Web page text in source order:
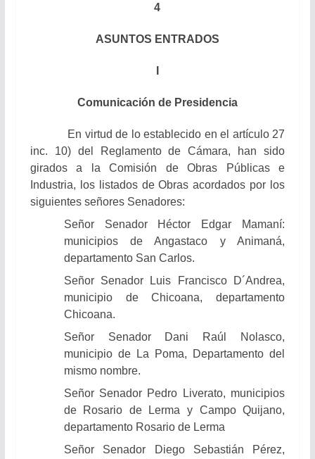
4
ASUNTOS ENTRADOS
Comunicación de Presidencia
En virtud de lo establecido en el artículo 27
inc. 10) del Reglamento de Cámara, han sido
girados a la Comisión de Obras Públicas e
Industria, los listados de Obras acordados por los
siguientes señores Senadores:
Señor Senador Héctor Edgar Mamaní:
municipios de Angastaco y Animaná,
departamento San Carlos.
Señor Senador Luis Francisco D´Andrea,
municipio de Chicoana, departamento
Chicoana.
Señor Senador Dani Raúl Nolasco,
municipio de La Poma, Departamento del
mismo nombre.
Señor Senador Pedro Liverato, municipios
de Rosario de Lerma y Campo Quijano,
departamento Rosario de Lerma
Señor Senador
Diego Sebastián Pérez,